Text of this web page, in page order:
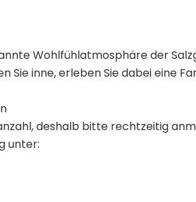
Wohlfühlatmosphäre der
Sie inne, erleben Sie dabei eine
deshalb bitte rechtzeitig
unter: